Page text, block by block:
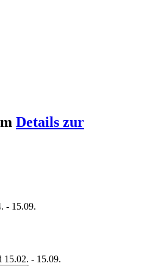
Details zur
- 15.09.
15.02. - 15.09.